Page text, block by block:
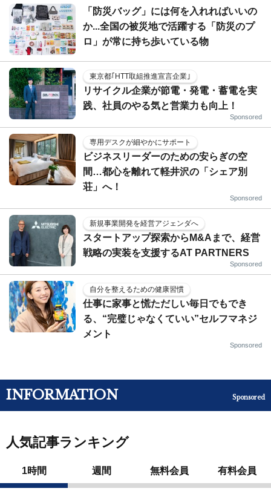
「防災バッグ」には何を入れればいいの
か...全国の被災地で活躍する「防災のプ
ロ」が常に持ち歩いている物
東京都｢HTT取組推進宣言企業｣
リサイクル企業が節電・発電・蓄電を実
践、社員のやる気と営業力も向上！
Sponsored
専用デスクが細やかにサポート
ビジネスリーダーのための安らぎの空
間…都心を離れて軽井沢の「シェア別
荘」へ！
Sponsored
新規事業開発を経営アジェンダへ
スタートアップ探索からM&Aまで、経営
戦略の実装を支援するAT PARTNERS
Sponsored
自分を整えるための健康習慣
仕事に家事と慌ただしい毎日でもでき
る、“完璧じゃなくていい”セルフマネジ
メント
Sponsored
INFORMATION Sponsored
人気記事ランキング
1時間 週間 無料会員 有料会員